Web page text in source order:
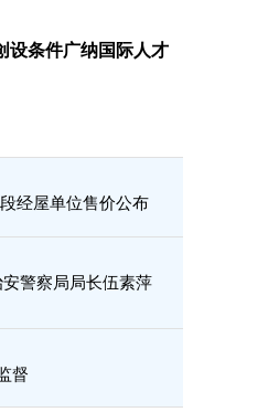
设条件广纳国际人才
经屋单位售价公布
警察局局长伍素萍
督